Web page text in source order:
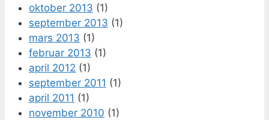
oktober 2013 (1)
september 2013 (1)
mars 2013 (1)
februar 2013 (1)
april 2012 (1)
september 2011 (1)
april 2011 (1)
november 2010 (1)